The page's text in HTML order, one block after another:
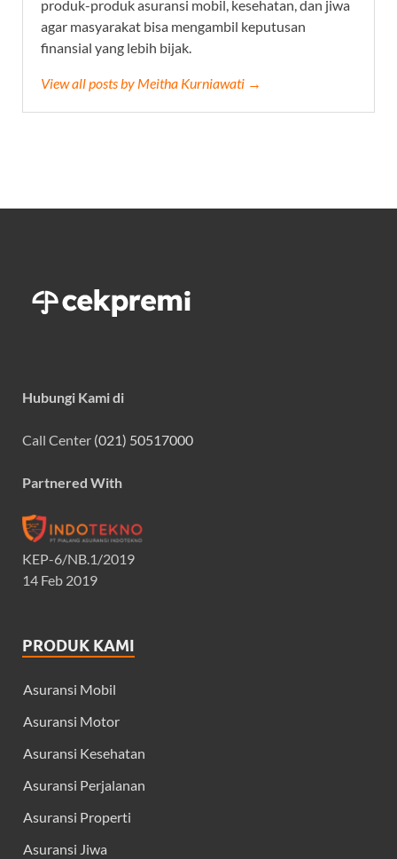
produk-produk asuransi mobil, kesehatan, dan jiwa
agar masyarakat bisa mengambil keputusan
finansial yang lebih bijak.
View all posts by Meitha Kurniawati →
Hubungi Kami di
Call Center (021) 50517000
Partnered With
KEP-6/NB.1/2019
14 Feb 2019
PRODUK KAMI
Asuransi Mobil
Asuransi Motor
Asuransi Kesehatan
Asuransi Perjalanan
Asuransi Properti
Asuransi Jiwa